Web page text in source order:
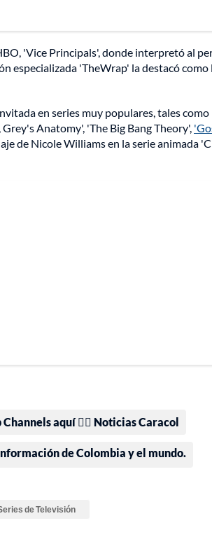
'Vice Principals', donde interpretó al
especializada 'TheWrap' la destacó como
en series muy populares, tales
Anatomy', 'The Big Bang Theory',
de Nicole Williams en la serie animada
aquí 👉🏻 Noticias Caracol
de Colombia y el mundo.
de Televisión